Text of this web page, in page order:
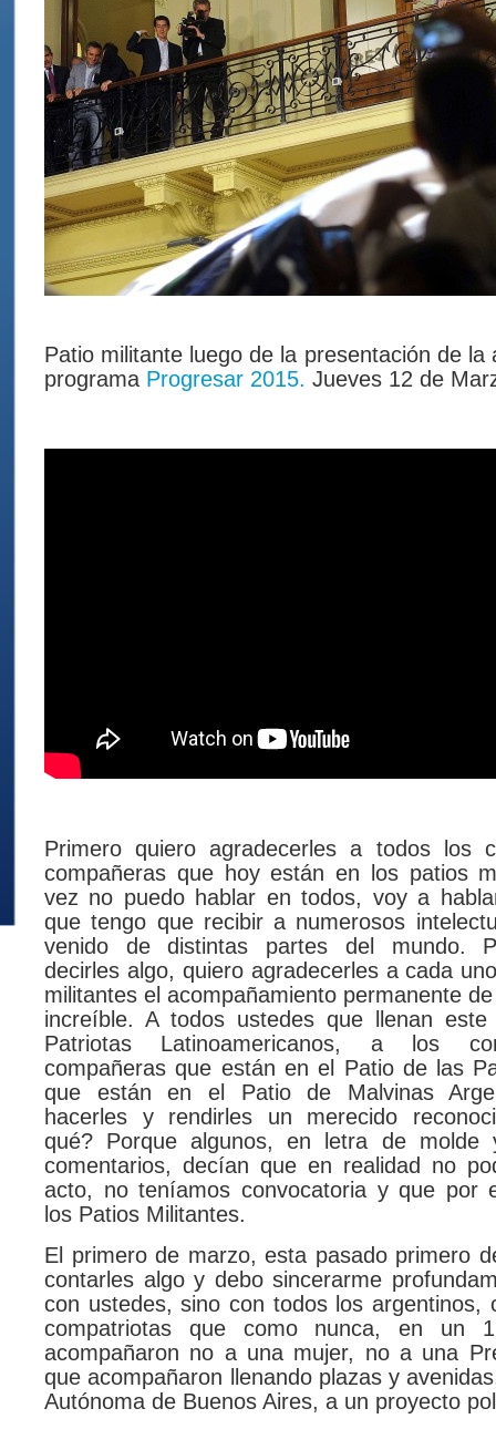
Patio militante luego de la presentación de la
programa Progresar 2015. Jueves 12 de
Primero quiero agradecerles a todos los
compañeras que hoy están en los patios
vez no puedo hablar en todos, voy a
que tengo que recibir a numerosos
venido de distintas partes del mundo.
decirles algo, quiero agradecerles a cada
militantes el acompañamiento permanente
increíble. A todos ustedes que llenan
Patriotas Latinoamericanos, a los
compañeras que están en el Patio de las
que están en el Patio de Malvinas
hacerles y rendirles un merecido
qué? Porque algunos, en letra de molde
comentarios, decían que en realidad no
acto, no teníamos convocatoria y que por
los Patios Militantes.
El primero de marzo, esta pasado primero
contarles algo y debo sincerarme
con ustedes, sino con todos los argentinos,
compatriotas que como nunca, en un
acompañaron no a una mujer, no a una
que acompañaron llenando plazas y
Autónoma de Buenos Aires, a un proyecto